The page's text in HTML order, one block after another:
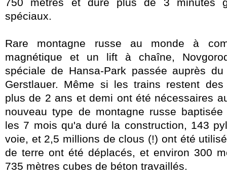
750 mètres et dure plus de 3 minutes
spéciaux.
Rare montagne russe au monde à
magnétique et un lift à chaîne,
spéciale de Hansa-Park passée auprès
Gerstlauer. Même si les trains restent des
plus de 2 ans et demi ont été nécessaires
nouveau type de montagne russe baptisée
les 7 mois qu'a duré la construction, 143
voie, et 2,5 millions de clous (!) ont été
de terre ont été déplacés, et environ 300
735 mètres cubes de béton travaillés.